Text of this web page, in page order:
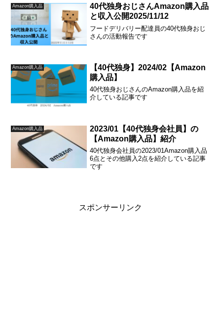
Amazon購入品
40代独身おじさんAmazon購入品
と収入公開2025/11/12
フードデリバリー配達員の40代独身おじ
さんの活動報告です
Amazon購入品
【40代独身】2024/02【Amazon
購入品】
40代独身おじさんのAmazon購入品を紹
介している記事です
Amazon購入品
2023/01【40代独身会社員】の
【Amazon購入品】紹介
40代独身会社員の2023/01Amazon購入品
6点とその他購入2点を紹介している記事
です
スポンサーリンク